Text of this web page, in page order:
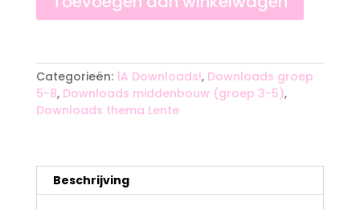
t
e
r
v
Categorieën: 1A Downloads!, Downloads groep
5-8, Downloads middenbouw (groep 3-5),
Downloads thema Lente
Beschrijving